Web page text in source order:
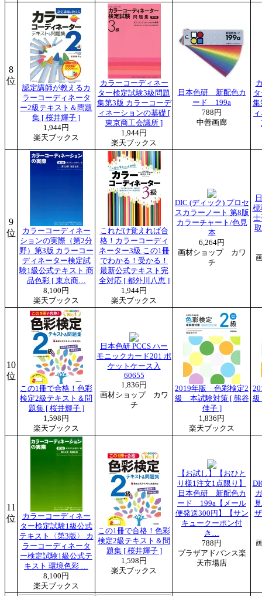
8
位
認定講師が教えるカ
ラーコーディネータ
ー2級テキスト＆問題
集 [ 桜井輝子 ]
1,944円
楽天ブックス
カラーコーディネー
ター検定試験3級問題
集第3版 カラーコーデ
ィネーションの基礎 [
東京商工会議所 ]
1,944円
楽天ブックス
日本色研 新配色カ
ード 199a
788円
中善画廊
集
9
位
カラーコーディネー
ションの実際（第2分
野）第3版 カラーコー
ディネーター検定試
験1級公式テキスト 商
品色彩 [ 東京商…
8,100円
楽天ブックス
これだけ覚えれば合
格！カラーコーディ
ネーター3級 この1冊
でわかる！受かる！
最新公式テキスト完
全対応 [ 都外川八恵 ]
1,944円
楽天ブックス
DIC (ディック) プロセ
スカラーノート 第8版
カラーチャート/色見
本
6,264円
画材ショップ カワ
チ
標
10
位
この1冊で合格！色彩
検定2級テキスト＆問
題集 [ 桜井輝子 ]
1,598円
楽天ブックス
日本色研 PCCS ハー
モニックカード201 ポ
ケットケース入
60655
1,836円
画材ショップ カワ
チ
2019年版 色彩検定2
級 本試験対策 [ 熊谷
佳子 ]
1,836円
楽天ブックス
11
位
カラーコーディネー
ター検定試験1級公式
テキスト〈第3版〉 カ
ラーコーディネータ
ー検定試験1級公式テ
キスト 環境色彩 …
8,100円
楽天ブックス
この1冊で合格！色彩
検定2級テキスト＆問
題集 [ 桜井輝子 ]
1,598円
楽天ブックス
【お試し】【おひと
り様1注文1点限り】
日本色研 新配色カ
ード 199a【メール
便発送300円】【サン
キュークーポン付
き…
788円
プラザアドバンス楽
天市場店